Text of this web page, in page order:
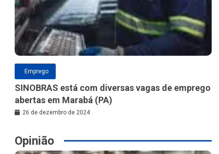
Emprego
SINOBRAS está com diversas vagas de emprego
abertas em Marabá (PA)
26 de dezembro de 2024
Opinião